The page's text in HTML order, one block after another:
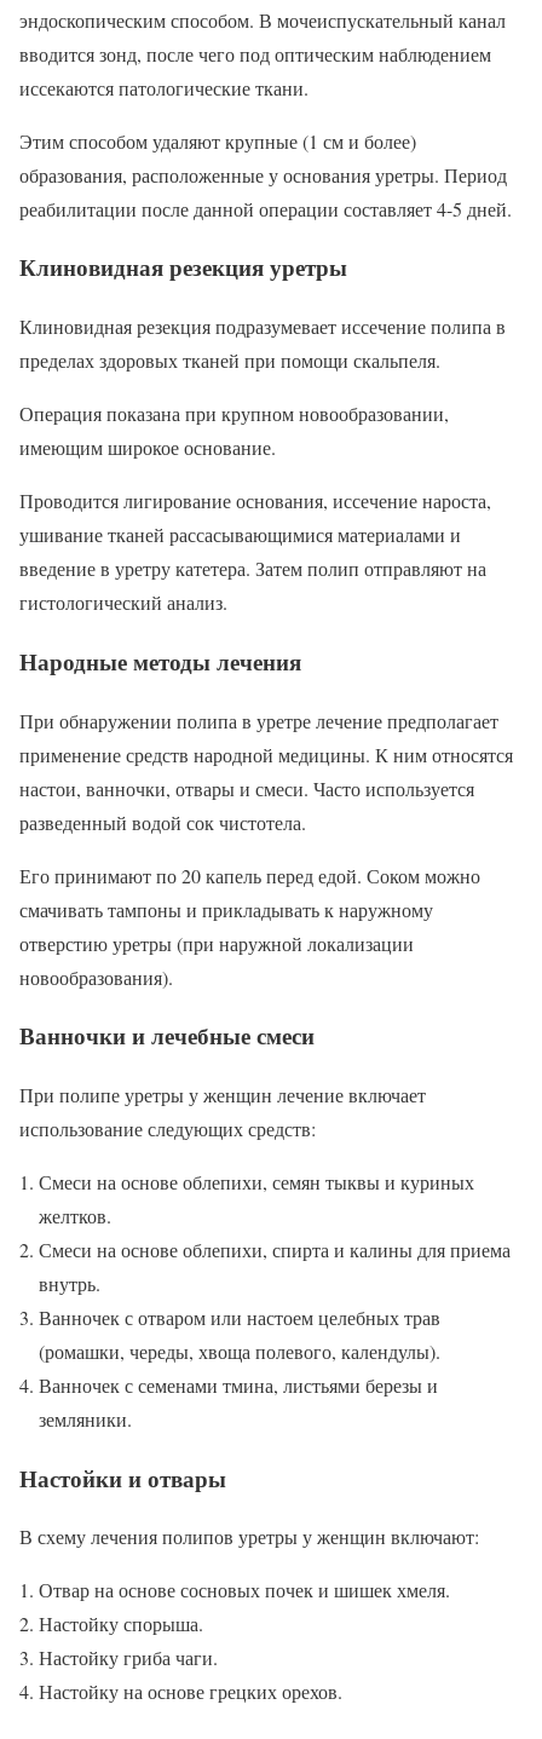
эндоскопическим способом. В мочеиспускательный канал
вводится зонд, после чего под оптическим наблюдением
иссекаются патологические ткани.
Этим способом удаляют крупные (1 см и более)
образования, расположенные у основания уретры. Период
реабилитации после данной операции составляет 4-5 дней.
Клиновидная резекция уретры
Клиновидная резекция подразумевает иссечение полипа в
пределах здоровых тканей при помощи скальпеля.
Операция показана при крупном новообразовании,
имеющим широкое основание.
Проводится лигирование основания, иссечение нароста,
ушивание тканей рассасывающимися материалами и
введение в уретру катетера. Затем полип отправляют на
гистологический анализ.
Народные методы лечения
При обнаружении полипа в уретре лечение предполагает
применение средств народной медицины. К ним относятся
настои, ванночки, отвары и смеси. Часто используется
разведенный водой сок чистотела.
Его принимают по 20 капель перед едой. Соком можно
смачивать тампоны и прикладывать к наружному
отверстию уретры (при наружной локализации
новообразования).
Ванночки и лечебные смеси
При полипе уретры у женщин лечение включает
использование следующих средств:
Смеси на основе облепихи, семян тыквы и куриных
желтков.
Смеси на основе облепихи, спирта и калины для приема
внутрь.
Ванночек с отваром или настоем целебных трав
(ромашки, череды, хвоща полевого, календулы).
Ванночек с семенами тмина, листьями березы и
земляники.
Настойки и отвары
В схему лечения полипов уретры у женщин включают:
Отвар на основе сосновых почек и шишек хмеля.
Настойку спорыша.
Настойку гриба чаги.
Настойку на основе грецких орехов.